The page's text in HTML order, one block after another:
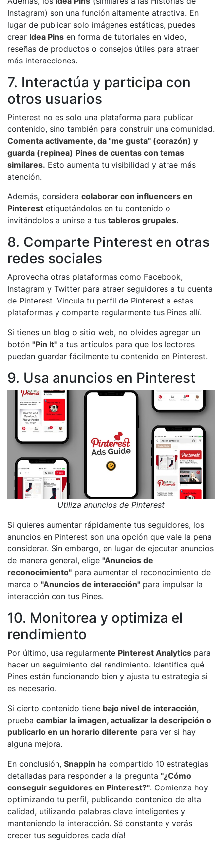
Instagram) son una función altamente atractiva. En
lugar de publicar solo imágenes estáticas, puedes
crear Idea Pins en forma de tutoriales en video,
reseñas de productos o consejos útiles para atraer
más interacciones.
7. Interactúa y participa con
otros usuarios
Pinterest no es solo una plataforma para publicar
contenido, sino también para construir una comunidad.
Comenta activamente, da "me gusta" (corazón) y
guarda (repinea) Pines de cuentas con temas
similares. Esto aumenta tu visibilidad y atrae más
atención.
Además, considera colaborar con influencers en
Pinterest etiquetándolos en tu contenido o
invitándolos a unirse a tus tableros grupales.
8. Comparte Pinterest en otras
redes sociales
Aprovecha otras plataformas como Facebook,
Instagram y Twitter para atraer seguidores a tu cuenta
de Pinterest. Vincula tu perfil de Pinterest a estas
plataformas y comparte regularmente tus Pines allí.
Si tienes un blog o sitio web, no olvides agregar un
botón "Pin It" a tus artículos para que los lectores
puedan guardar fácilmente tu contenido en Pinterest.
9. Usa anuncios en Pinterest
Utiliza anuncios de Pinterest
Si quieres aumentar rápidamente tus seguidores, los
anuncios en Pinterest son una opción que vale la pena
considerar. Sin embargo, en lugar de ejecutar anuncios
de manera general, elige "Anuncios de
reconocimiento" para aumentar el reconocimiento de
marca o "Anuncios de interacción" para impulsar la
interacción con tus Pines.
10. Monitorea y optimiza el
rendimiento
Por último, usa regularmente Pinterest Analytics para
hacer un seguimiento del rendimiento. Identifica qué
Pines están funcionando bien y ajusta tu estrategia si
es necesario.
Si cierto contenido tiene bajo nivel de interacción,
prueba cambiar la imagen, actualizar la descripción o
publicarlo en un horario diferente para ver si hay
alguna mejora.
En conclusión, Snappin ha compartido 10 estrategias
detalladas para responder a la pregunta "¿Cómo
conseguir seguidores en Pinterest?". Comienza hoy
optimizando tu perfil, publicando contenido de alta
calidad, utilizando palabras clave inteligentes y
manteniendo la interacción. Sé constante y verás
crecer tus seguidores cada día!